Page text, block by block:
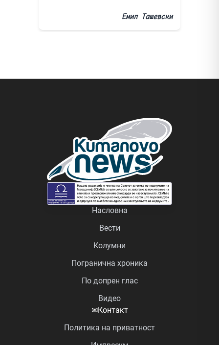
Емил Ташевски
Насловна
Вести
Колумни
Погранична хроника
По допрен глас
Видео
✉Контакт
Политика на приватност